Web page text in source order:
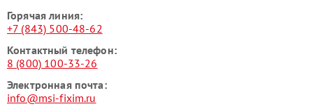
Горячая линия:
+7 (843) 500-48-62
Контактный телефон:
8 (800) 100-33-26
Электронная почта:
info@msi-fixim.ru